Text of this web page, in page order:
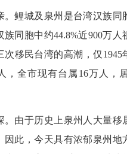
城及泉州是台湾汉族同
族同胞中约44.8%近900万人
次移民台湾的高潮，仅1945
，全市现有台属16万人，
于历史上泉州人大量移
因此，今天具有浓郁泉州地